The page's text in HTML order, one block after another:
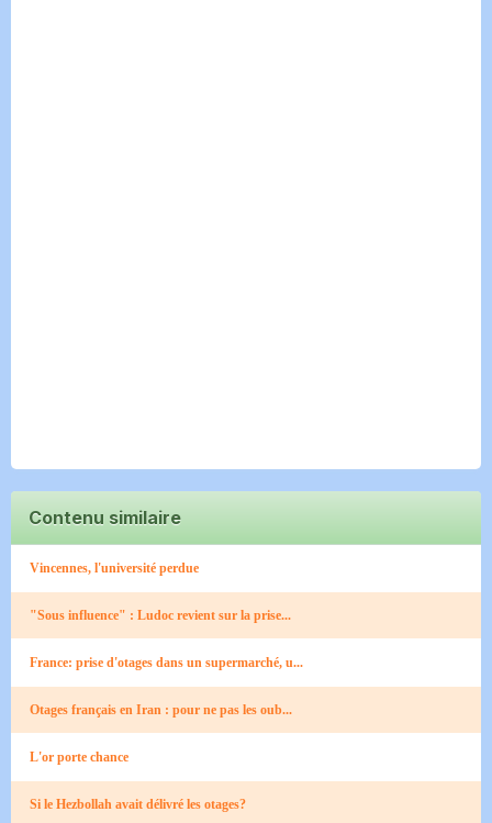
Contenu similaire
Vincennes, l'université perdue
"Sous influence" : Ludoc revient sur la prise...
France: prise d'otages dans un supermarché, u...
Otages français en Iran : pour ne pas les oub...
L'or porte chance
Si le Hezbollah avait délivré les otages?